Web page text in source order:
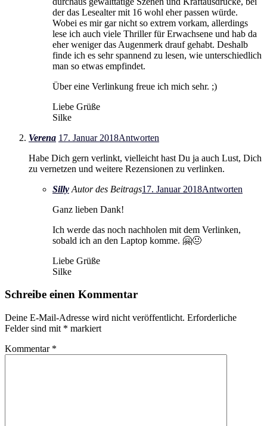
der das Lesealter mit 16 wohl eher passen würde.
Wobei es mir gar nicht so extrem vorkam, allerdings
lese ich auch viele Thriller für Erwachsene und hab da
eher weniger das Augenmerk drauf gehabt. Deshalb
finde ich es sehr spannend zu lesen, wie unterschiedlich
man so etwas empfindet.
Über eine Verlinkung freue ich mich sehr. ;)
Liebe Grüße
Silke
Verena 17. Januar 2018Antworten
Habe Dich gern verlinkt, vielleicht hast Du ja auch Lust, Dich
zu vernetzen und weitere Rezensionen zu verlinken.
Silly Autor des Beitrags17. Januar 2018Antworten
Ganz lieben Dank!
Ich werde das noch nachholen mit dem Verlinken,
sobald ich an den Laptop komme. 🤗😐
Liebe Grüße
Silke
Schreibe einen Kommentar
Deine E-Mail-Adresse wird nicht veröffentlicht. Erforderliche
Felder sind mit * markiert
Kommentar *